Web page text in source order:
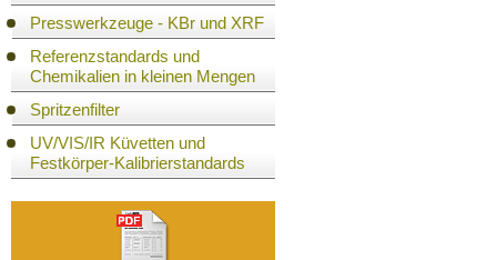
Presswerkzeuge - KBr und XRF
Referenzstandards und
Chemikalien in kleinen Mengen
Spritzenfilter
UV/VIS/IR Küvetten und
Festkörper-Kalibrierstandards